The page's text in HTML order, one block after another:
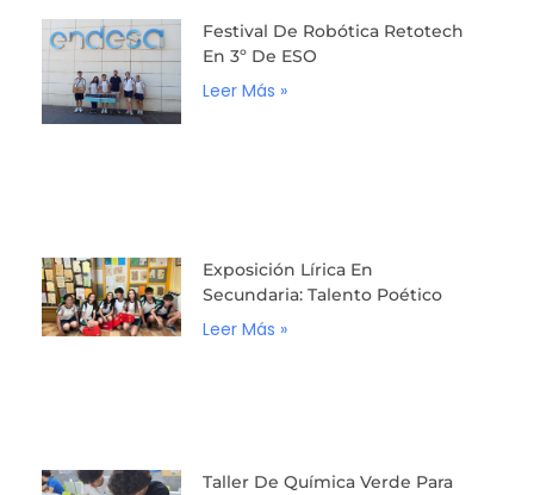
Festival De Robótica Retotech
En 3º De ESO
Leer Más »
Exposición Lírica En
Secundaria: Talento Poético
Leer Más »
Taller De Química Verde Para